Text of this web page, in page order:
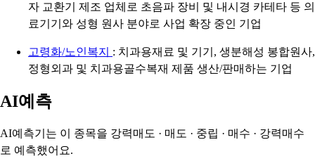
자 교환기 제조 업체로 초음파 장비 및 내시경 카테타 등 의
료기기와 성형 원사 분야로 사업 확장 중인 기업
고령화/노인복지 : 치과용재료 및 기기, 생분해성 봉합원사,
정형외과 및 치과용골수복재 제품 생산/판매하는 기업
AI예측
AI예측기는 이 종목을 강력매도 · 매도 · 중립 · 매수 · 강력매수
로 예측했어요.